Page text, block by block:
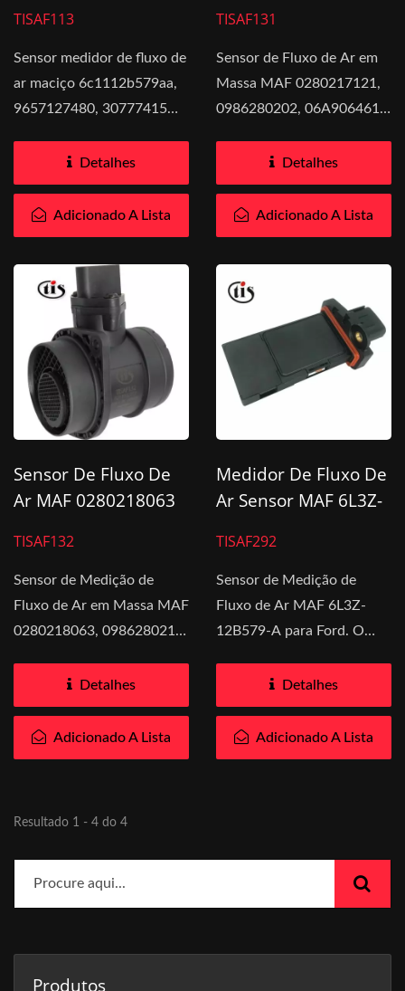
Ford
TISAF113
Sensor medidor de fluxo de
ar maciço 6c1112b579aa,
9657127480, 30777415
Detalhes
Adicionado A Lista
TISAF131
Sensor de Fluxo de Ar em
Massa MAF 0280217121,
0986280202, 06A906461,
Compatível...Detalhes
Adicionado A Lista
Sensor De Fluxo De
Ar MAF 0280218063
TISAF132
Sensor de Medição de
Fluxo de Ar em Massa MAF
0280218063, 0986280217,
Detalhes
Adicionado A Lista
Medidor De Fluxo De
Ar Sensor MAF 6L3Z-
TISAF292
Sensor de Medição de
Fluxo de Ar MAF 6L3Z-
12B579-A para Ford. O
Detalhes
Adicionado A Lista
Resultado 1 - 4 do 4
Produtos